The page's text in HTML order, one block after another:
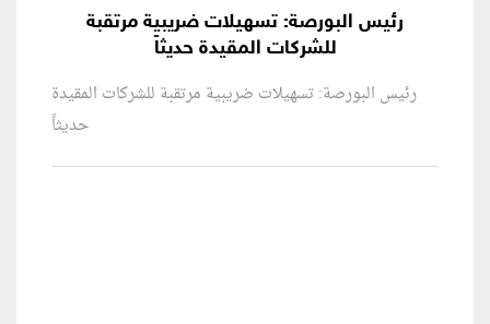
رئيس البورصة: تسهيلات ضريبية مرتقبة
للشركات المقيدة حديثاً
رئيس البورصة: تسهيلات ضريبية مرتقبة للشركات المقيدة